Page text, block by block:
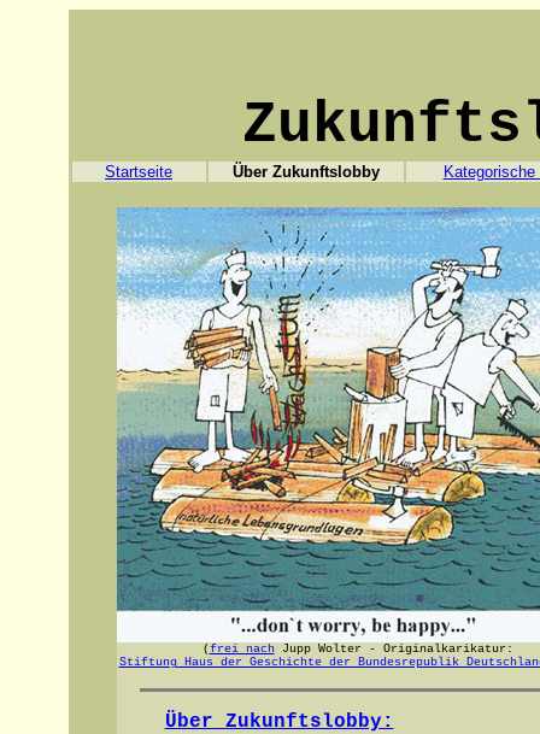
Startseite Über Zukunftslobby
(frei nachJupp Wolter - Originalkarikatur:
Stiftung Haus der Geschichte der Bundesrepublik
Über Zukunftslobby: